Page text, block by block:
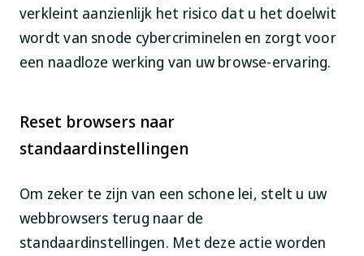
verkleint aanzienlijk het risico dat u het doelwit
wordt van snode cybercriminelen en zorgt voor
een naadloze werking van uw browse-ervaring.
Reset browsers naar
standaardinstellingen
Om zeker te zijn van een schone lei, stelt u uw
webbrowsers terug naar de
standaardinstellingen. Met deze actie worden